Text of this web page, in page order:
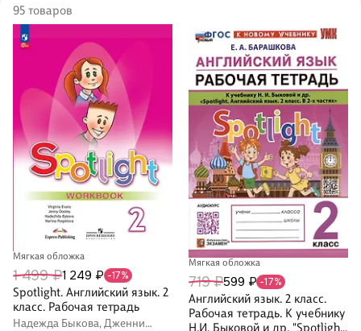
95 товаров
Мягкая обложка
1 499 ₽1 249 ₽ -17%
Spotlight. Английский язык. 2
класс. Рабочая тетрадь
Надежда Быкова, Дженни
Мягкая обложка
719 ₽599 ₽ -17%
Английский язык. 2 класс.
Рабочая тетрадь. К учебнику
Н.И. Быковой и др. "Spotlight.